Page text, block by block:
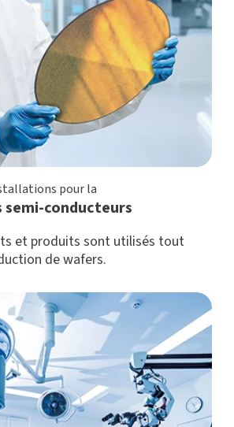
pour la
semi-conducteurs
et produits sont utilisés tout
de wafers.